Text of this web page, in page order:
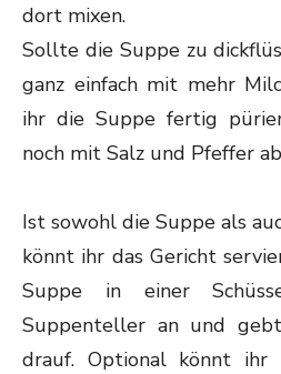
dort mixen.
Sollte die Suppe zu
ganz einfach mit mehr
ihr die Suppe fertig
noch mit Salz und Pfeffer
Ist sowohl die Suppe als
könnt ihr das Gericht
Suppe in einer
Suppenteller an und
drauf. Optional könnt ihr